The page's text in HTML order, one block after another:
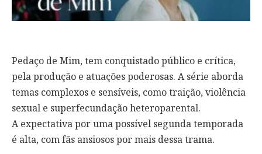
Pedaço de Mim, tem conquistado público e crítica,
pela produção e atuações poderosas. A série aborda
temas complexos e sensíveis, como traição, violência
sexual e superfecundação heteroparental.
A expectativa por uma possível segunda temporada
é alta, com fãs ansiosos por mais dessa trama.